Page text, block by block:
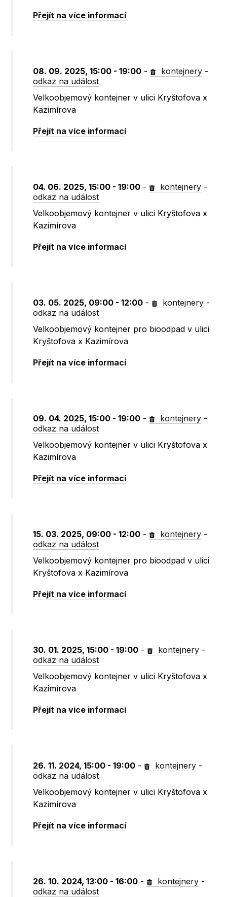
Přejít na více informací
08. 09. 2025, 15:00 - 19:00 - kontejnery -
odkaz na událost
Velkoobjemový kontejner v ulici Kryštofova x
Kazimírova
Přejít na více informací
04. 06. 2025, 15:00 - 19:00 - kontejnery -
odkaz na událost
Velkoobjemový kontejner v ulici Kryštofova x
Kazimírova
Přejít na více informací
03. 05. 2025, 09:00 - 12:00 - kontejnery -
odkaz na událost
Velkoobjemový kontejner pro bioodpad v ulici
Kryštofova x Kazimírova
Přejít na více informací
09. 04. 2025, 15:00 - 19:00 - kontejnery -
odkaz na událost
Velkoobjemový kontejner v ulici Kryštofova x
Kazimírova
Přejít na více informací
15. 03. 2025, 09:00 - 12:00 - kontejnery -
odkaz na událost
Velkoobjemový kontejner pro bioodpad v ulici
Kryštofova x Kazimírova
Přejít na více informací
30. 01. 2025, 15:00 - 19:00 - kontejnery -
odkaz na událost
Velkoobjemový kontejner v ulici Kryštofova x
Kazimírova
Přejít na více informací
26. 11. 2024, 15:00 - 19:00 - kontejnery -
odkaz na událost
Velkoobjemový kontejner v ulici Kryštofova x
Kazimírova
Přejít na více informací
26. 10. 2024, 13:00 - 16:00 - kontejnery -
odkaz na událost